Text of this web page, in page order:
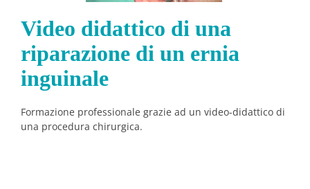
NotizieVideo didattico di una
riparazione di un ernia
inguinale
Formazione professionale grazie ad un video-didattico di
una procedura chirurgica.